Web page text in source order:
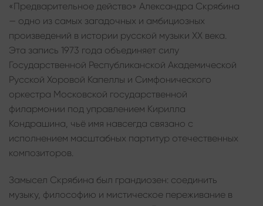
«Предварительное действо» Александра Скрябина
— одно из самых загадочных и амбициозных
произведений в истории русской музыки XX века.
Эта запись 1973 года объединяет силу
Государственной Республиканской Академической
Русской Хоровой Капеллы и Симфонического
оркестра Московской государственной
филармонии под управлением Кирилла
Кондрашина, чьё имя навсегда связано с
исполнением масштабных партитур отечественных
композиторов.
Замысел Скрябина был грандиозен: соединить
музыку, философию и мистическое переживание в